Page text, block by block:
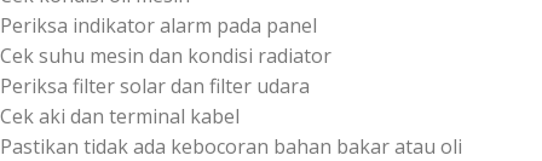
Periksa indikator alarm pada panel
Cek suhu mesin dan kondisi radiator
Periksa filter solar dan filter udara
Cek aki dan terminal kabel
Pastikan tidak ada kebocoran bahan bakar atau oli